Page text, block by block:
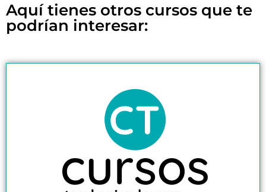
Aquí tienes otros cursos que te
podrían interesar: